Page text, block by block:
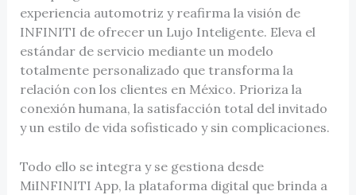
experiencia automotriz y reafirma la visión de
INFINITI de ofrecer un Lujo Inteligente. Eleva el
estándar de servicio mediante un modelo
totalmente personalizado que transforma la
relación con los clientes en México. Prioriza la
conexión humana, la satisfacción total del invitado
y un estilo de vida sofisticado y sin complicaciones.
Todo ello se integra y se gestiona desde
MiINFINITI App, la plataforma digital que brinda a